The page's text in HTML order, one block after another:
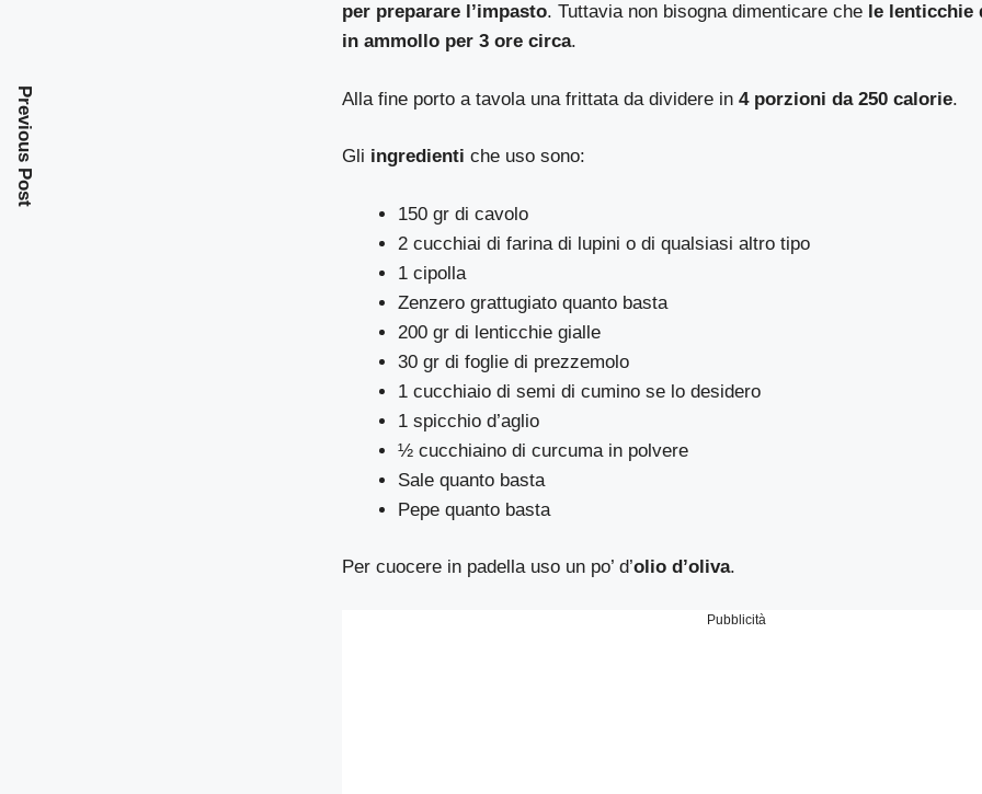
per preparare l’impasto. Tuttavia non bisogna dimenticare che le lenticchie
in ammollo per 3 ore circa.
Alla fine porto a tavola una frittata da dividere in4 porzioni da 250 calorie.
Gli ingredienti che uso sono:
150 gr di cavolo
2 cucchiai di farina di lupini o di qualsiasi altro tipo
1 cipolla
Zenzero grattugiato quanto basta
200 gr di lenticchie gialle
30 gr di foglie di prezzemolo
1 cucchiaio di semi di cumino se lo desidero
1 spicchio d’aglio
½ cucchiaino di curcuma in polvere
Sale quanto basta
Pepe quanto basta
Per cuocere in padella uso un po’ d’olio d’oliva.
Pubblicità
Previous Post